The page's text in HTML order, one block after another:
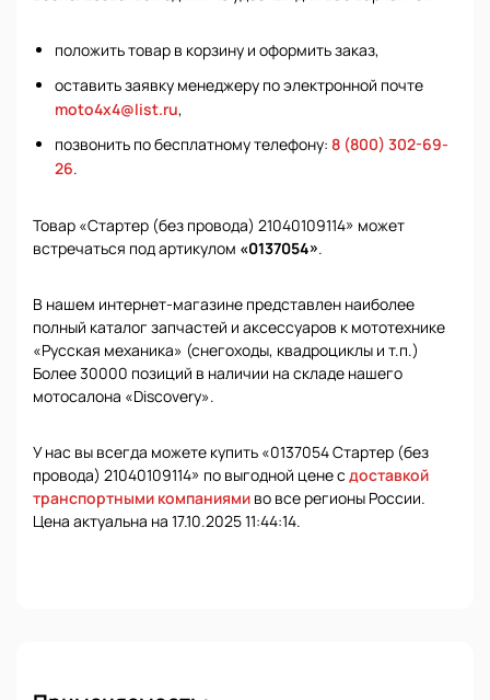
положить товар в корзину и оформить заказ,
оставить заявку менеджеру по электронной почте
moto4x4@list.ru,
позвонить по бесплатному телефону: 8 (800) 302-69-
26.
Товар «Стартер (без провода) 21040109114» может
встречаться под артикулом «0137054».
В нашем интернет-магазине представлен наиболее
полный каталог запчастей и аксессуаров к мототехнике
«Русская механика» (снегоходы, квадроциклы и т.п.)
Более 30000 позиций в наличии на складе нашего
мотосалона «Discovery».
У нас вы всегда можете купить «0137054 Стартер (без
провода) 21040109114» по выгодной цене с доставкой
транспортными компаниями во все регионы России.
Цена актуальна на 17.10.2025 11:44:14.